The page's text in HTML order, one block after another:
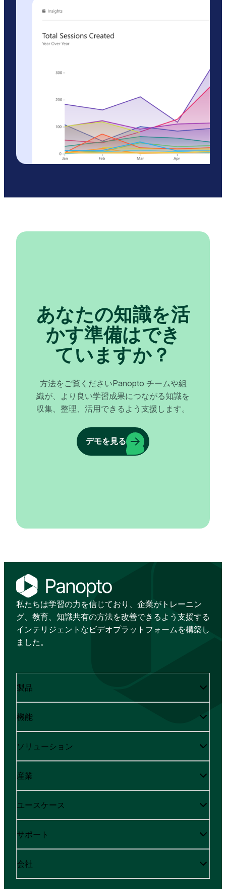
あなたの知識を活
かす準備はでき
ていますか？
方法をご覧くださいPanopto チームや組
織が、より良い学習成果につながる知識を
収集、整理、活用できるよう支援します。
デモを見る
私たちは学習の力を信じており、企業がトレーニン
グ、教育、知識共有の方法を改善できるよう支援する
インテリジェントなビデオプラットフォームを構築し
ました。
製品
機能
ソリューション
産業
ユースケース
サポート
会社